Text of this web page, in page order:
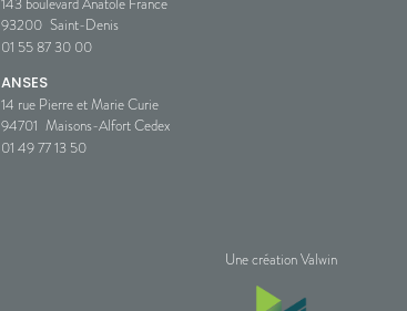
93200 Saint-Denis
01 55 87 30 00
ANSES
14 rue Pierre et Marie Curie
94701 Maisons-Alfort Cedex
01 49 77 13 50
Une création Valwin